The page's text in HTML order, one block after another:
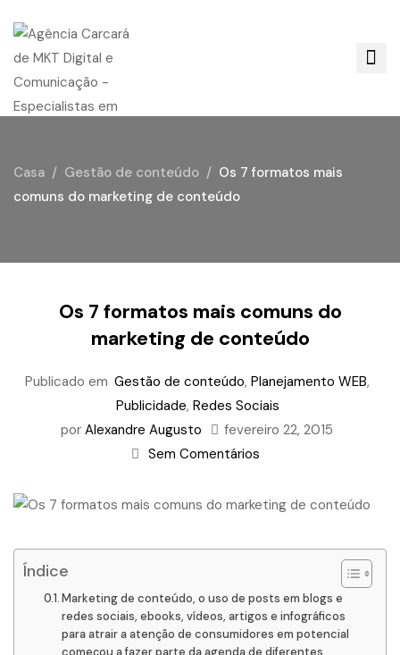
Casa Gestão de conteúdo
Os 7 formatos mais
comuns do marketing de conteúdo
Os 7 formatos mais comuns do
marketing de conteúdo
Publicado em Gestão de conteúdo, Planejamento WEB,
Publicidade, Redes Sociais
por Alexandre Augusto
fevereiro 22, 2015
Sem Comentários
Índice
Marketing de conteúdo, o uso de posts em blogs e
redes sociais, ebooks, vídeos, artigos e infográficos
para atrair a atenção de consumidores em potencial
começou a fazer parte da agenda de diferentes